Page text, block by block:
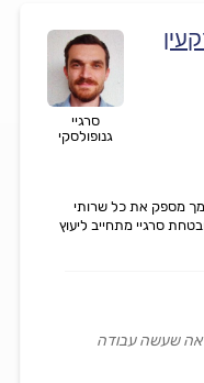
סרגיי
גנופולסקי
מספק את כל שרותי
סרגיי מתחייב ליעוץ
שעשה עבודה